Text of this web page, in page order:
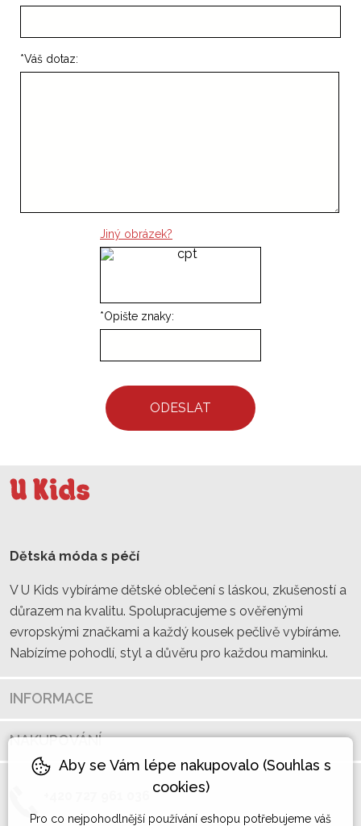
Váš dotaz:
*
Jiný obrázek?
Opište znaky:
*
ODESLAT
Dětská móda s péčí
V U Kids vybíráme dětské oblečení s láskou, zkušeností a
důrazem na kvalitu. Spolupracujeme s ověřenými
evropskými značkami a každý kousek pečlivě vybíráme.
Nabízíme pohodlí, styl a důvěru pro každou maminku.
INFORMACE
NAKUPOVÁNÍ
Aby se Vám lépe nakupovalo (Souhlas s
cookies)
Pro co nejpohodlnější používání eshopu potřebujeme váš